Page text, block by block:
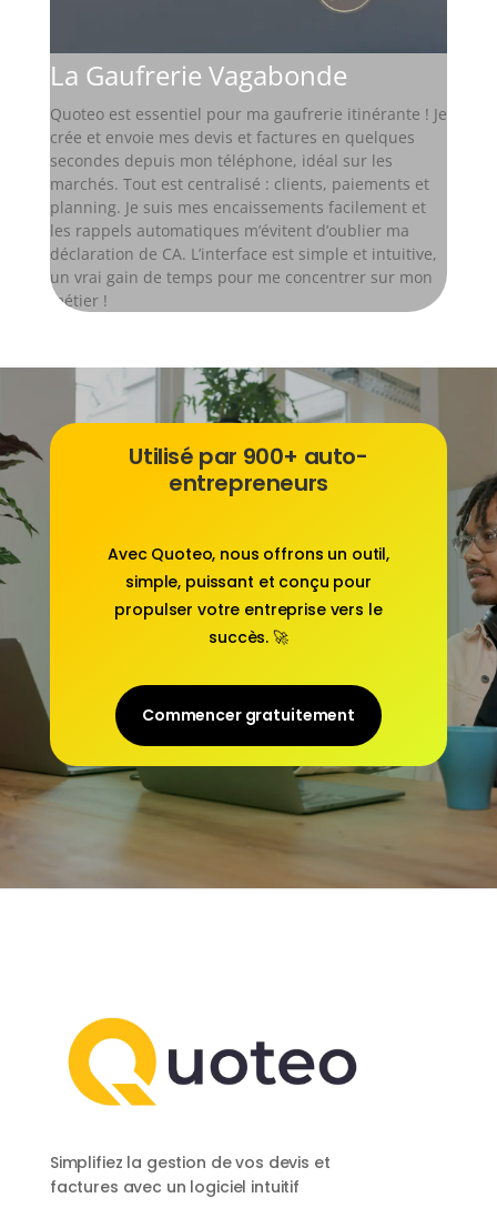
La Gaufrerie Vagabonde
Quoteo est essentiel pour ma gaufrerie itinérante ! Je
crée et envoie mes devis et factures en quelques
secondes depuis mon téléphone, idéal sur les
marchés. Tout est centralisé : clients, paiements et
planning. Je suis mes encaissements facilement et
les rappels automatiques m’évitent d’oublier ma
déclaration de CA. L’interface est simple et intuitive,
un vrai gain de temps pour me concentrer sur mon
métier !
Utilisé par 900+ auto-
entrepreneurs
Avec Quoteo, nous offrons un outil,
simple, puissant et conçu pour
propulser votre entreprise vers le
succès. 🚀
Commencer gratuitement
Simplifiez la gestion de vos devis et
factures avec un logiciel intuitif